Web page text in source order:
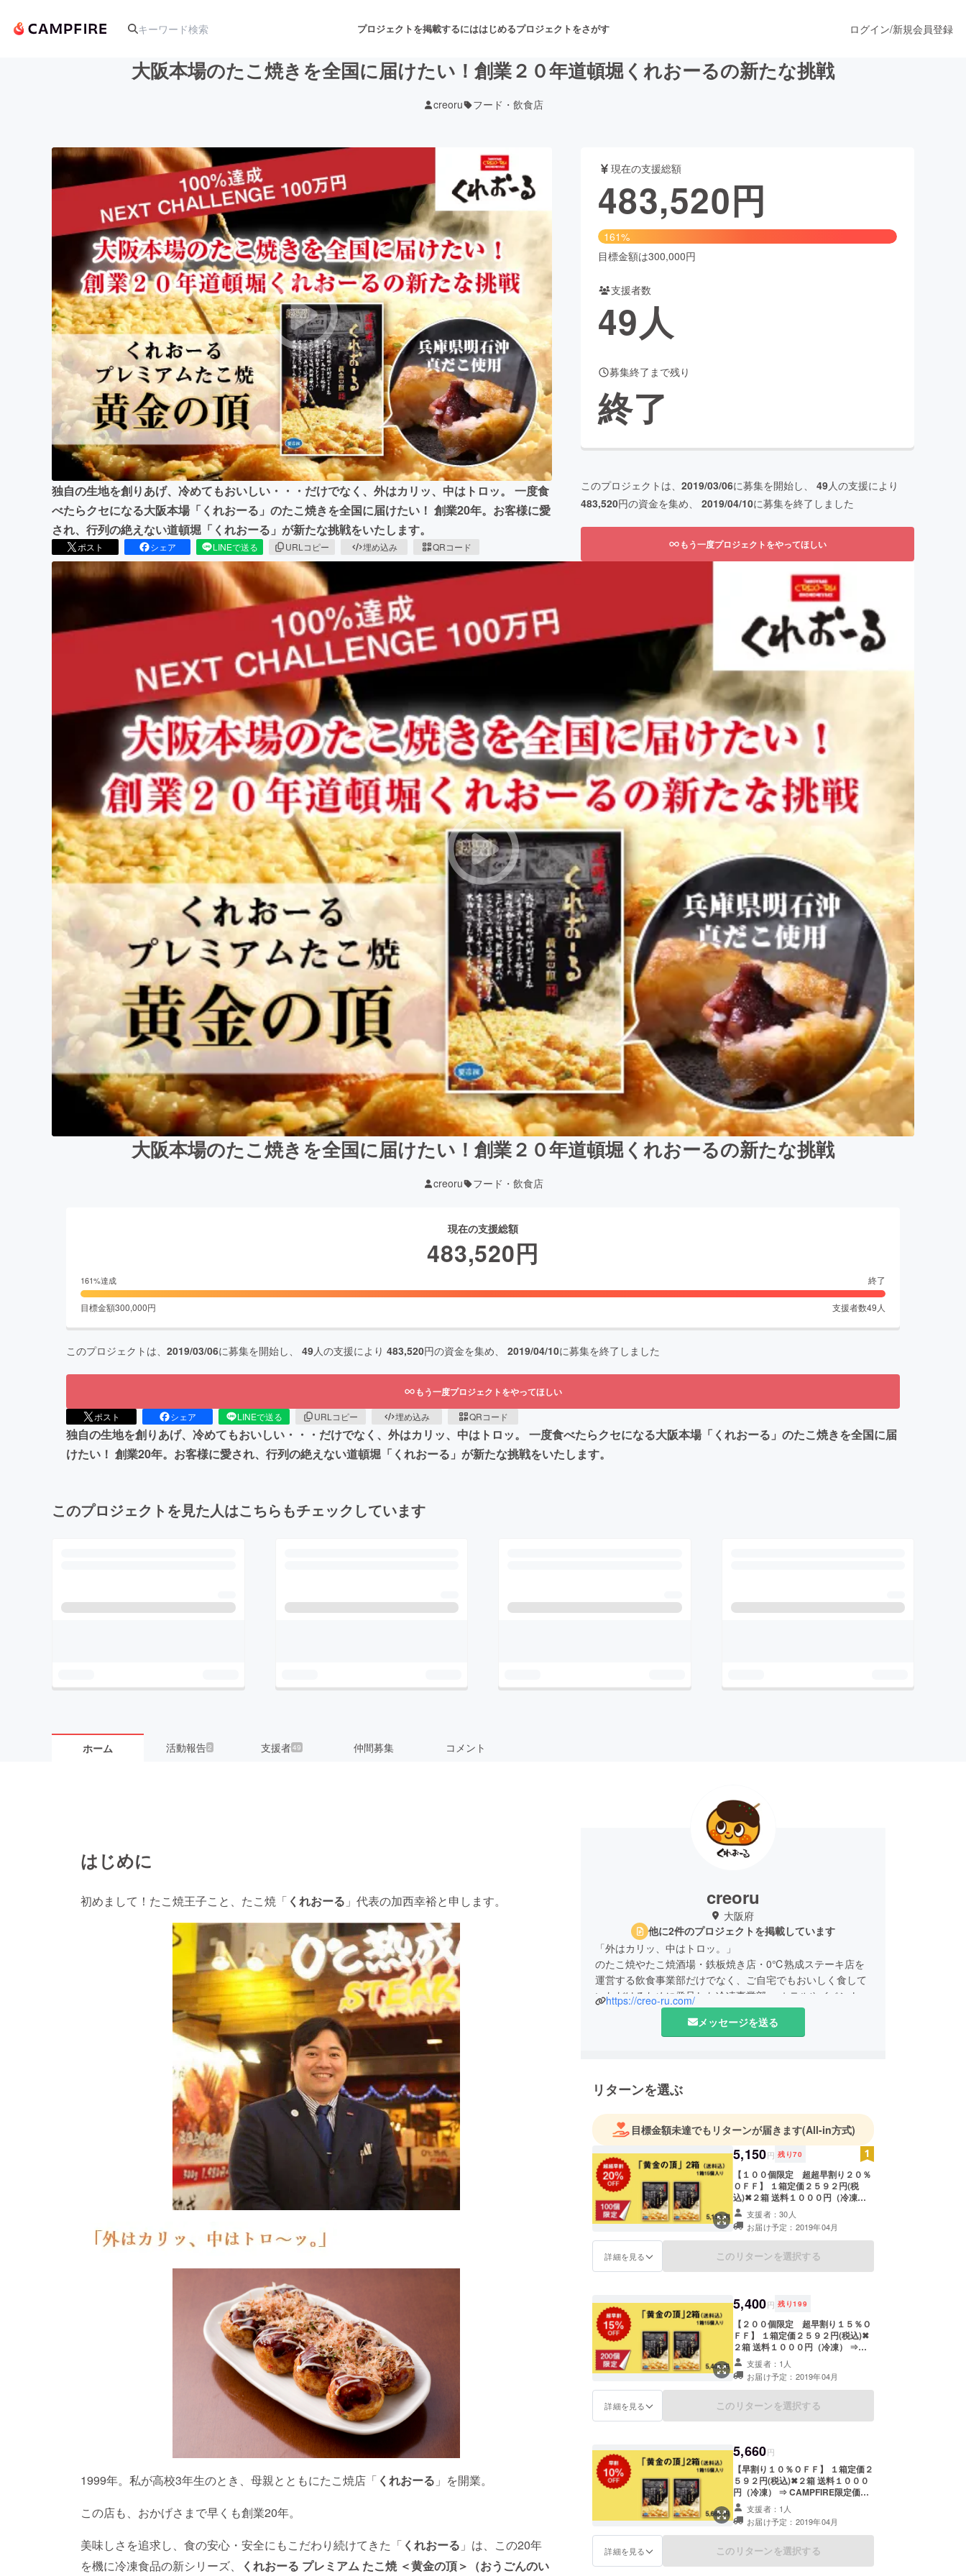
プロジェクトを掲載するにははじめるプロジェクトをさがす
アート・写真 音楽 舞台・パフォーマンス
テクノロジー・ガジェット ゲーム・サービス開発 フード・飲食店 ファッション
映像・映画 書籍・雑誌出版
ビジネス・起業 チャレンジ ビューティー・ヘルスケア
まちづくり・地域活性化
CAMPFIRE for Social Good
CAMPFIRE Creation
CAMPFIREふるさと納税machi-ya コミュニティ
ログイン/新規会員登録
大阪本場のたこ焼きを全国に届けたい！創業２０年道頓堀くれおーるの新たな挑戦
creoru フード・飲食店
独自の生地を創りあげ、冷めてもおいしい・・・だけでなく、外はカリッ、中はトロッ。 一度食
べたらクセになる大阪本場「くれおーる」のたこ焼きを全国に届けたい！ 創業20年。お客様に愛
され、行列の絶えない道頓堀「くれおーる」が新たな挑戦をいたします。
ポスト シェア LINEで送る URLコピー 埋め込み QRコード
現在の支援総額
483,520円
161%
目標金額は300,000円
支援者数
49人
募集終了まで残り
終了
このプロジェクトは、 2019/03/06に募集を開始し、 49人の支援により
483,520円の資金を集め、 2019/04/10に募集を終了しました
もう一度プロジェクトをやってほしい
大阪本場のたこ焼きを全国に届けたい！創業２０年道頓堀くれおーるの新たな挑戦
creoru フード・飲食店
現在の支援総額
483,520円
161%達成 終了
目標金額300,000円 支援者数49 人
このプロジェクトは、 2019/03/06に募集を開始し、 49人の支援により 483,520円の資金を集め、 2019/04/10に募集を終了しました
もう一度プロジェクトをやってほしい
ポスト シェア LINEで送る URLコピー 埋め込み QRコード
独自の生地を創りあげ、冷めてもおいしい・・・だけでなく、外はカリッ、中はトロッ。 一度食べたらクセになる大阪本場「くれおーる」のたこ焼きを全国に届
けたい！ 創業20年。お客様に愛され、行列の絶えない道頓堀「くれおーる」が新たな挑戦をいたします。
このプロジェクトを見た人はこちらもチェックしています
ホーム 活動報告2 支援者49 仲間募集 コメント
はじめに
初めまして！たこ焼王子こと、たこ焼「 くれおーる 」代表の加西幸裕と申します。
1999年。私が高校3年生のとき、母親とともにたこ焼店「 くれおーる 」を開業。
この店も、おかげさまで早くも創業20年。
美味しさを追求し、食の安心・安全にもこだわり続けてきた「 くれおーる 」は、この20年
を機に冷凍食品の新シリーズ、
くれおーる プレミアム たこ焼 ＜黄金の頂＞ （おうごんのい
creoru
大阪府
他に2件のプロジェクトを掲載しています
「外はカリッ、中はトロッ。」
のたこ焼やたこ焼酒場・鉄板焼き店・0℃熟成ステーキ店を
運営する飲食事業部だけでなく、ご自宅でもおいしく食して
いただけるために発足した冷凍事業部、 ホテルやイベントへ
の出店・キッチンカーでの移動販売を行っているイベント・
催事事業部、 店舗のFC展開を促進するFC事業部と様々な取
https://creo-ru.com/
メッセージを送る
リターンを選ぶ
目標金額未達でもリターンが届きます(All-in方式)
5,150円 残り70
【１００個限定 超超早割り２０％
ＯＦＦ】 １箱定価２５９２円(税
込)✖２箱 送料１０００円（冷凍）
⇒ CAMPFIRE限定価格 ５１５０
円 支援者：30人
お届け予定：2019年04月
詳細を見る このリターンを選択する
5,400円 残り199
【２００個限定 超早割り１５％Ｏ
ＦＦ】 １箱定価２５９２円(税込)✖
２箱 送料１０００円（冷凍） ⇒
CAMPFIRE限定価格 ５４００円
支援者：1人
お届け予定：2019年04月
詳細を見る このリターンを選択する
5,660円
【早割り１０％ＯＦＦ】 １箱定価２
５９２円(税込)✖２箱 送料１０００
円（冷凍） ⇒ CAMPFIRE限定価
格 ５６６０円
支援者：1人
お届け予定：2019年04月
詳細を見る このリターンを選択する